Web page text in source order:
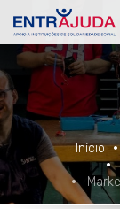
Início